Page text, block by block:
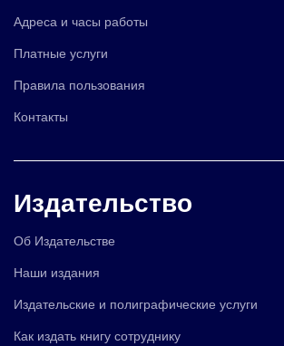
Адреса и часы работы
Платные услуги
Правила пользования
Контакты
Издательство
Об Издательстве
Наши издания
Издательские и полиграфические услуги
Как издать книгу сотруднику